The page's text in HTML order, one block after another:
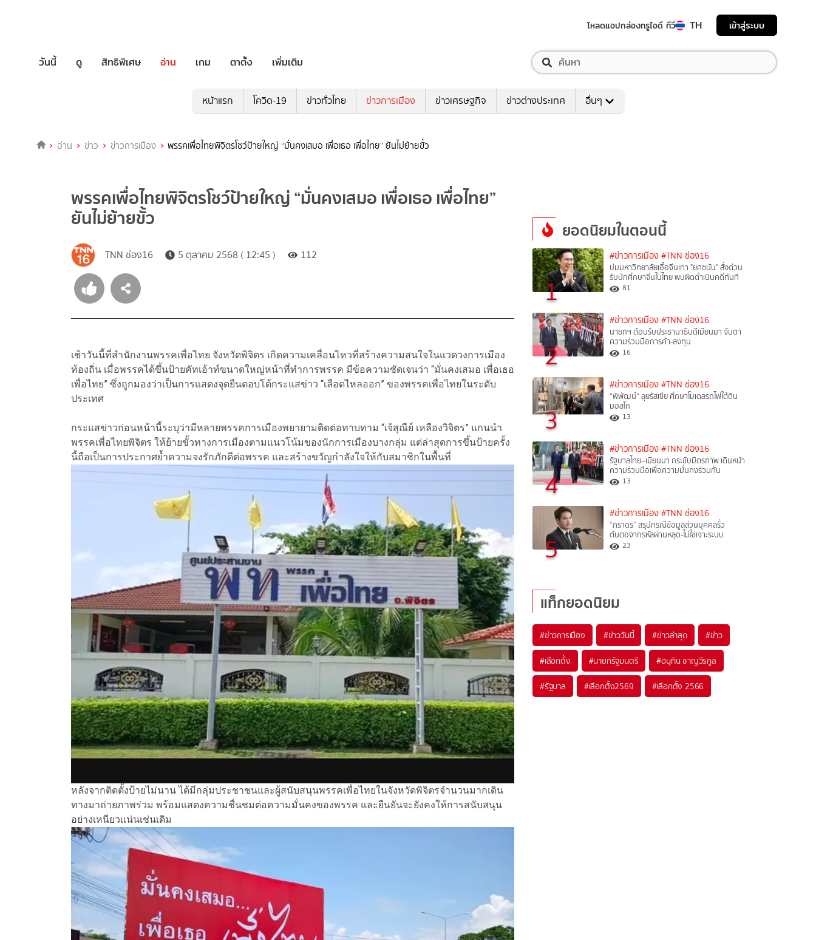
โหลดแอปกล่องทรูไอดี ทีวี TH เข้าสู่ระบบ
วันนี้ ดู สิทธิพิเศษ อ่าน เกม ตาตั้ง เพิ่มเติม
หน้าแรก โควิด-19 ข่าวทั่วไทย ข่าวการเมือง ข่าวเศรษฐกิจ ข่าวต่างประเทศ อื่นๆ
อ่าน ข่าว ข่าวการเมือง พรรคเพื่อไทยพิจิตรโชว์ป้ายใหญ่ “มั่นคงเสมอ เพื่อเธอ เพื่อไทย” ยันไม่ย้ายขั้ว
พรรคเพื่อไทยพิจิตรโชว์ป้ายใหญ่ “มั่นคงเสมอ เพื่อเธอ เพื่อไทย”
ยันไม่ย้ายขั้ว
TNN ช่อง16 5 ตุลาคม 2568 ( 12:45 ) 112
เช้าวันนี้ที่สำนักงานพรรคเพื่อไทย จังหวัดพิจิตร เกิดความเคลื่อนไหวที่สร้างความสนใจในแวดวงการเมือง
ท้องถิ่น เมื่อพรรคได้ขึ้นป้ายคัทเอ้าท์ขนาดใหญ่หน้าที่ทำการพรรค มีข้อความชัดเจนว่า “มั่นคงเสมอ เพื่อเธอ
เพื่อไทย” ซึ่งถูกมองว่าเป็นการแสดงจุดยืนตอบโต้กระแสข่าว “เลือดไหลออก” ของพรรคเพื่อไทยในระดับ
ประเทศ
กระแสข่าวก่อนหน้านี้ระบุว่ามีหลายพรรคการเมืองพยายามติดต่อทาบทาม “เจ้สุณีย์ เหลืองวิจิตร” แกนนำ
พรรคเพื่อไทยพิจิตร ให้ย้ายขั้วทางการเมืองตามแนวโน้มของนักการเมืองบางกลุ่ม แต่ล่าสุดการขึ้นป้ายครั้ง
นี้ถือเป็นการประกาศย้ำความจงรักภักดีต่อพรรค และสร้างขวัญกำลังใจให้กับสมาชิกในพื้นที่
หลังจากติดตั้งป้ายไม่นาน ได้มีกลุ่มประชาชนและผู้สนับสนุนพรรคเพื่อไทยในจังหวัดพิจิตรจำนวนมากเดิน
ทางมาถ่ายภาพร่วม พร้อมแสดงความชื่นชมต่อความมั่นคงของพรรค และยืนยันจะยังคงให้การสนับสนุน
อย่างเหนียวแน่นเช่นเดิม
ยอดนิยมในตอนนี้
1
#ข่าวการเมือง #TNN ช่อง16
ปมมหาวิทยาลัยเอื้อจีนเทา "ยศชนัน" สั่งด่วน
รับนักศึกษาจีนในไทย พบผิดดำเนินคดีทันที
81
2
#ข่าวการเมือง #TNN ช่อง16
นายกฯ ต้อนรับประธานาธิบดีเมียนมา จับตา
ความร่วมมือการค้า-ลงทุน
16
3
#ข่าวการเมือง #TNN ช่อง16
“พิพัฒน์“ ลุยรัสเซีย ศึกษาโมเดลรถไฟใต้ดิน
มอสโก
13
4
#ข่าวการเมือง #TNN ช่อง16
รัฐบาลไทย–เมียนมา กระชับมิตรภาพ เดินหน้า
ความร่วมมือเพื่อความมั่นคงร่วมกัน
13
5
#ข่าวการเมือง #TNN ช่อง16
“ภราดร” สรุปกรณีข้อมูลส่วนบุคคลรั่ว
ต้นตอจากรหัสผ่านหลุด-ไม่ใช่เจาะระบบ
23
แท็กยอดนิยม
#ข่าวการเมือง #ข่าววันนี้ #ข่าวล่าสุด #ข่าว
#เลือกตั้ง #นายกรัฐมนตรี #อนุทิน ชาญวีรกูล
#รัฐบาล #เลือกตั้ง2569 #เลือกตั้ง 2566